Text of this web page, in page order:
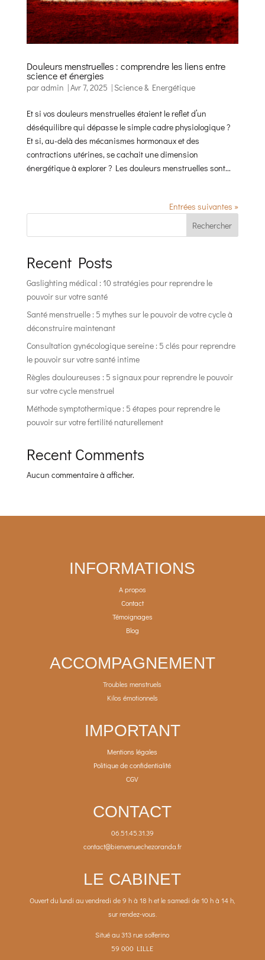
Douleurs menstruelles : comprendre les liens entre
science et énergies
paradmin |Avr 7, 2025 | Science & Energétique
Et si vos douleurs menstruelles étaient le reflet d’un
déséquilibre qui dépasse le simple cadre physiologique ?
Et si, au-delà des mécanismes hormonaux et des
contractions utérines, se cachait une dimension
énergétique à explorer ? Les douleurs menstruelles sont...
Entrées suivantes »
Rechercher
Recent Posts
Gaslighting médical : 10 stratégies pour reprendre le
pouvoir sur votre santé
Santé menstruelle : 5 mythes sur le pouvoir de votre cycle à
déconstruire maintenant
Consultation gynécologique sereine : 5 clés pour reprendre
le pouvoir sur votre santé intime
Règles douloureuses : 5 signaux pour reprendre le pouvoir
sur votre cycle menstruel
Méthode symptothermique : 5 étapes pour reprendre le
pouvoir sur votre fertilité naturellement
Recent Comments
Aucun commentaire à afficher.
INFORMATIONS
A propos
Contact
Témoignages
Blog
ACCOMPAGNEMENT
Troubles menstruels
Kilos émotionnels
IMPORTANT
Mentions légales
Politique de confidentialité
CGV
CONTACT
06.51.45.31.39
contact@bienvenuechezoranda.fr
LE CABINET
Ouvert du lundi au vendredi de 9 h à 18 h et le samedi de 10 h à 14 h,
sur rendez-vous.
Situé au 313 rue solferino
59 000 LILLE